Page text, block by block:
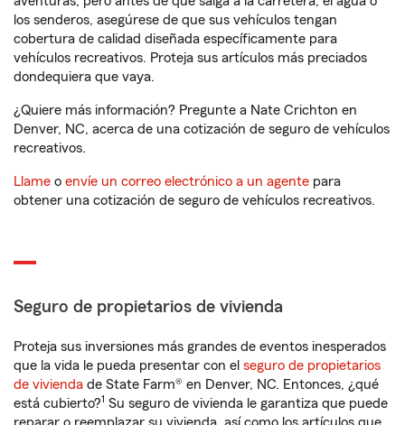
los senderos, asegúrese de que sus vehículos tengan
cobertura de calidad diseñada específicamente para
vehículos recreativos. Proteja sus artículos más preciados
dondequiera que vaya.
¿Quiere más información? Pregunte a Nate Crichton en
Denver, NC, acerca de una cotización de seguro de vehículos
recreativos.
Llame o envíe un correo electrónico a un agente para
obtener una cotización de seguro de vehículos recreativos.
Seguro de propietarios de vivienda
Proteja sus inversiones más grandes de eventos inesperados
que la vida le pueda presentar con el seguro de propietarios
de vivienda de State Farm® en Denver, NC. Entonces, ¿qué
está cubierto?1 Su seguro de vivienda le garantiza que puede